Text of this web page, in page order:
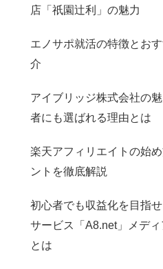
店「祇園辻利」の魅力
エノサポ就活の特徴とお
介
アイブリッジ株式会社の
者にも選ばれる理由とは
楽天アフィリエイトの始
ントを徹底解説
初心者でも収益化を目指
サービス「A8.net」メデ
とは